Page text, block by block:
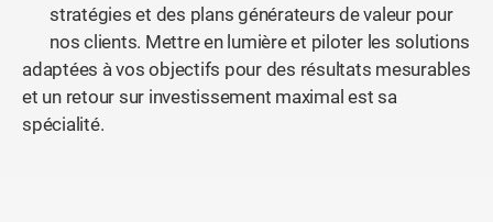
stratégies et des plans générateurs de valeur pour
nos clients. Mettre en lumière et piloter les solutions
adaptées à vos objectifs pour des résultats mesurables
et un retour sur investissement maximal est sa
spécialité.